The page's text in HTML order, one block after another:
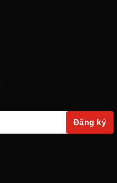
Đăng ký